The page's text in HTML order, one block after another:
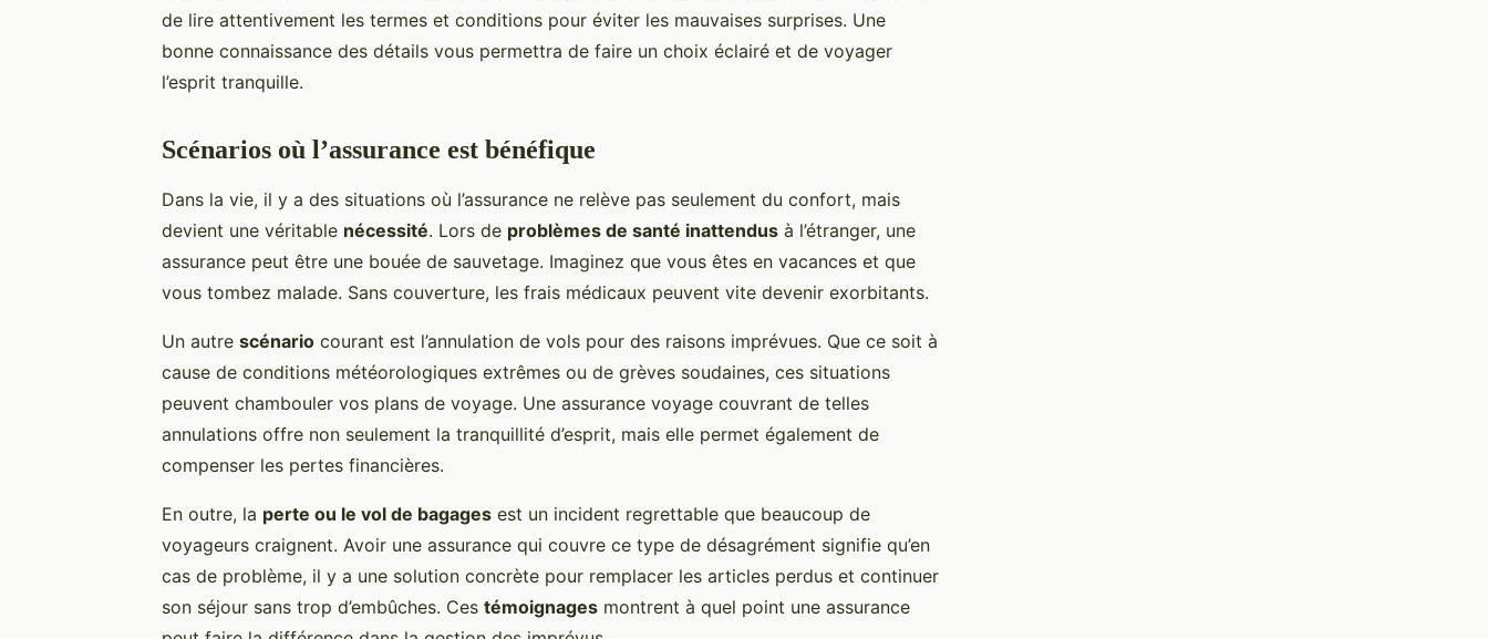
de lire attentivement les termes et conditions pour éviter les mauvaises surprises. Une
bonne connaissance des détails vous permettra de faire un choix éclairé et de voyager
l’esprit tranquille.
Scénarios où l’assurance est bénéfique
Dans la vie, il y a des situations où l’assurance ne relève pas seulement du confort, mais
devient une véritable nécessité. Lors de problèmes de santé inattendus à l’étranger, une
assurance peut être une bouée de sauvetage. Imaginez que vous êtes en vacances et que
vous tombez malade. Sans couverture, les frais médicaux peuvent vite devenir exorbitants.
Un autre scénario courant est l’annulation de vols pour des raisons imprévues. Que ce soit à
cause de conditions météorologiques extrêmes ou de grèves soudaines, ces situations
peuvent chambouler vos plans de voyage. Une assurance voyage couvrant de telles
annulations offre non seulement la tranquillité d’esprit, mais elle permet également de
compenser les pertes financières.
En outre, la perte ou le vol de bagages est un incident regrettable que beaucoup de
voyageurs craignent. Avoir une assurance qui couvre ce type de désagrément signifie qu’en
cas de problème, il y a une solution concrète pour remplacer les articles perdus et continuer
son séjour sans trop d’embûches. Ces témoignages montrent à quel point une assurance